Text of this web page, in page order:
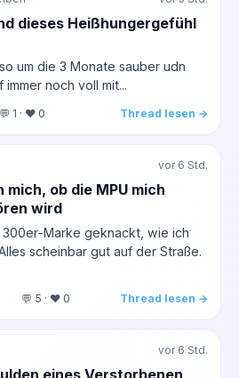
dieses Heißhungergefühl
um die 3 Monate sauber udn
noch voll mit...
💬 1 · ❤️ 0 Thread lesen →
vor 6 Std.
ob die MPU mich
wird
Marke geknackt, wie ich
scheinbar gut auf der Straße.
💬 5 · ❤️ 0 Thread lesen →
vor 6 Std.
eines Verstorbenen